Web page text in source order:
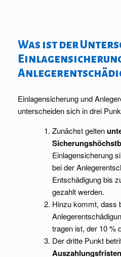
Was ist der
Einlagensicherung und
unterscheiden sich in drei
Zunächst gelten
Einlagensicherung
bei der
Entschädigung bis
gezahlt werden.
Hinzu kommt, dass
tragen ist, der 10 %
Der dritte Punkt
Auszahlungsfristen